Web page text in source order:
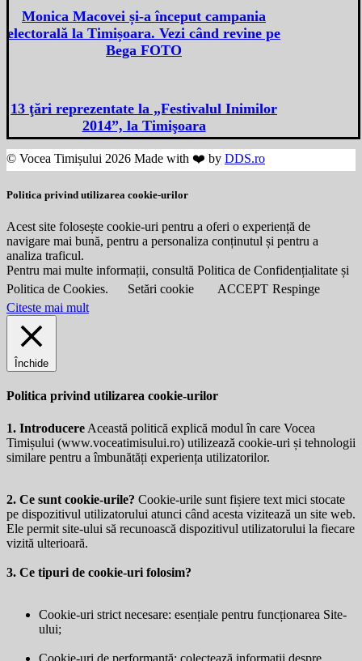
Monica Macovei și-a început campania
electorală la Timișoara. Vezi când revine pe
Bega FOTO
13 ţări reprezentate la „Festivalul Inimilor
2014”, la Timişoara
© Vocea Timișului 2026 Made with ❤️ by DDS.ro
Politica privind utilizarea cookie-urilor
Acest site folosește cookie-uri pentru a oferi o experiență de
navigare mai bună, pentru a personaliza conținutul și pentru a
analiza traficul.
Pentru mai multe informații, consultă Politica de Confidențialitate și
Politica de Cookies.
Setări cookie ACCEPT Respinge
Citeste mai mult
Închide
Politica privind utilizarea cookie-urilor
1. Introducere Această politică explică modul în care Vocea
Timișului (www.voceatimisului.ro) utilizează cookie-uri și tehnologii
similare pentru a îmbunătăți experiența utilizatorilor.
2. Ce sunt cookie-urile? Cookie-urile sunt fișiere text mici stocate
pe dispozitivul utilizatorului atunci când acesta vizitează un site web.
Ele permit site-ului să recunoască dispozitivul utilizatorului la fiecare
vizită ulterioară.
3. Ce tipuri de cookie-uri folosim?
Cookie-uri strict necesare: esențiale pentru funcționarea Site-
ului;
Cookie-uri de performanță: colectează informații despre